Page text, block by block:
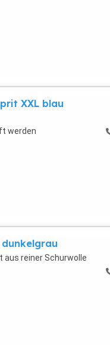
XXL blau
werden
dunkelgrau
aus reiner Schurwolle